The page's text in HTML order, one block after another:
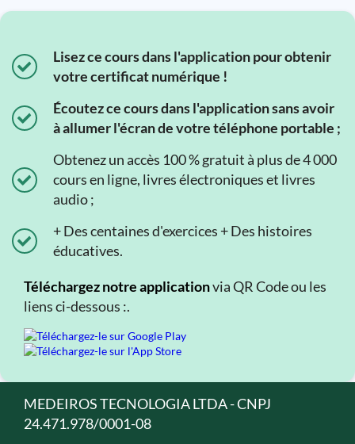
Lisez ce cours dans l'application pour obtenir
votre certificat numérique !
Écoutez ce cours dans l'application sans avoir
à allumer l'écran de votre téléphone portable ;
Obtenez un accès 100 % gratuit à plus de 4 000
cours en ligne, livres électroniques et livres
audio ;
+ Des centaines d'exercices + Des histoires
éducatives.
Téléchargez notre applicationvia QR Code ou les
liens ci-dessous :.
MEDEIROS TECNOLOGIA LTDA - CNPJ
24.471.978/0001-08